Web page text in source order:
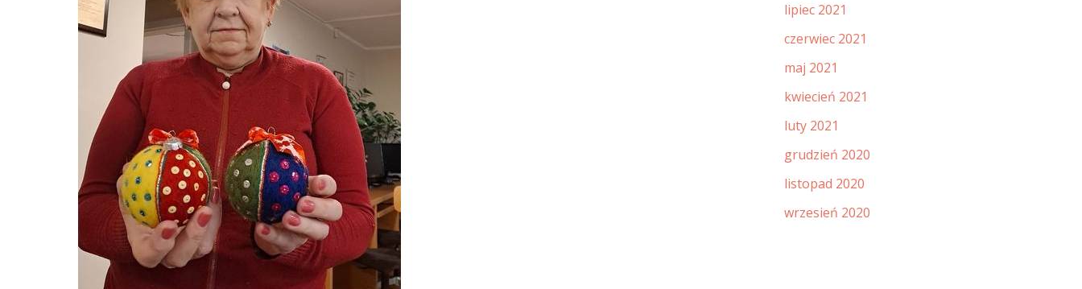
lipiec 2021
czerwiec 2021
maj 2021
kwiecień 2021
luty 2021
grudzień 2020
listopad 2020
wrzesień 2020